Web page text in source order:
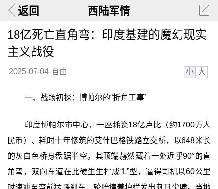
返回 西陆军情
18亿死亡直角弯：印度基建的魔幻现实
主义战役
2025-07-04 自由 小 大
一、战场初探：博帕尔的“折角工事”
印度博帕尔市中心，一座耗资18亿卢比（约1700万人
民币）、耗时十年修筑的艾什巴格铁路立交桥，以648米长
的灰白色桥身盘踞半空。其顶端赫然藏着一处近乎90°的直
角弯，双向车道在此硬生生拧成“L”型，逼得司机以60公里
时速冲至弯前猛踩刹车，轮胎擦着护栏发出刺耳尖啸。当地